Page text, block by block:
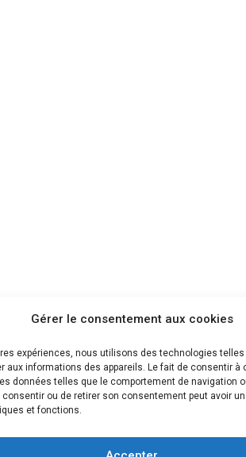
Gérer le consentement aux cookies
expériences, nous utilisons des technologies
aux informations des appareils. Le fait de consentir à
données telles que le comportement de navigation
consentir ou de retirer son consentement peut avoir
et fonctions.